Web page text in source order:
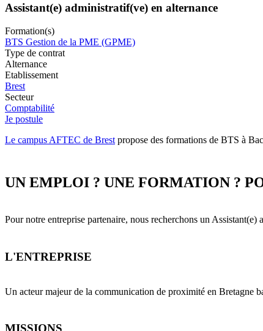
Assistant(e) administratif(ve) en alternance
Formation(s)
BTS Gestion de la PME (GPME)
Type de contrat
Alternance
Etablissement
Brest
Secteur
Comptabilité
Je postule
Le campus AFTEC de Brestpropose des formations de BTS à
UN EMPLOI ? UNE FORMATION ?
Pour notre entreprise partenaire, nous recherchons un
L'ENTREPRISE
Un acteur majeur de la communication de proximité en Bretagne